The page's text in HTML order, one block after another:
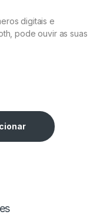
digitais e
pode ouvir as suas
quantity